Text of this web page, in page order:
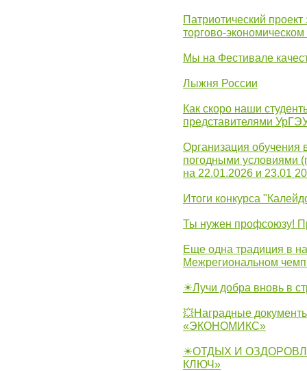
Патриотический
торгово-
Мы на Фестивале
Лыжня России
Как скоро наши
представителями
Организация обучения
погодными условиями
на 22.01.2026 и 23.01
Итоги конкурса
Ты нужен профсоюзу!
Еще одна традиция в
Межрегиональном
☀Лучи добра вновь в
💥Наградные
«ЭКОНОМИКС»
☀ОТДЫХ И
КЛЮЧ»